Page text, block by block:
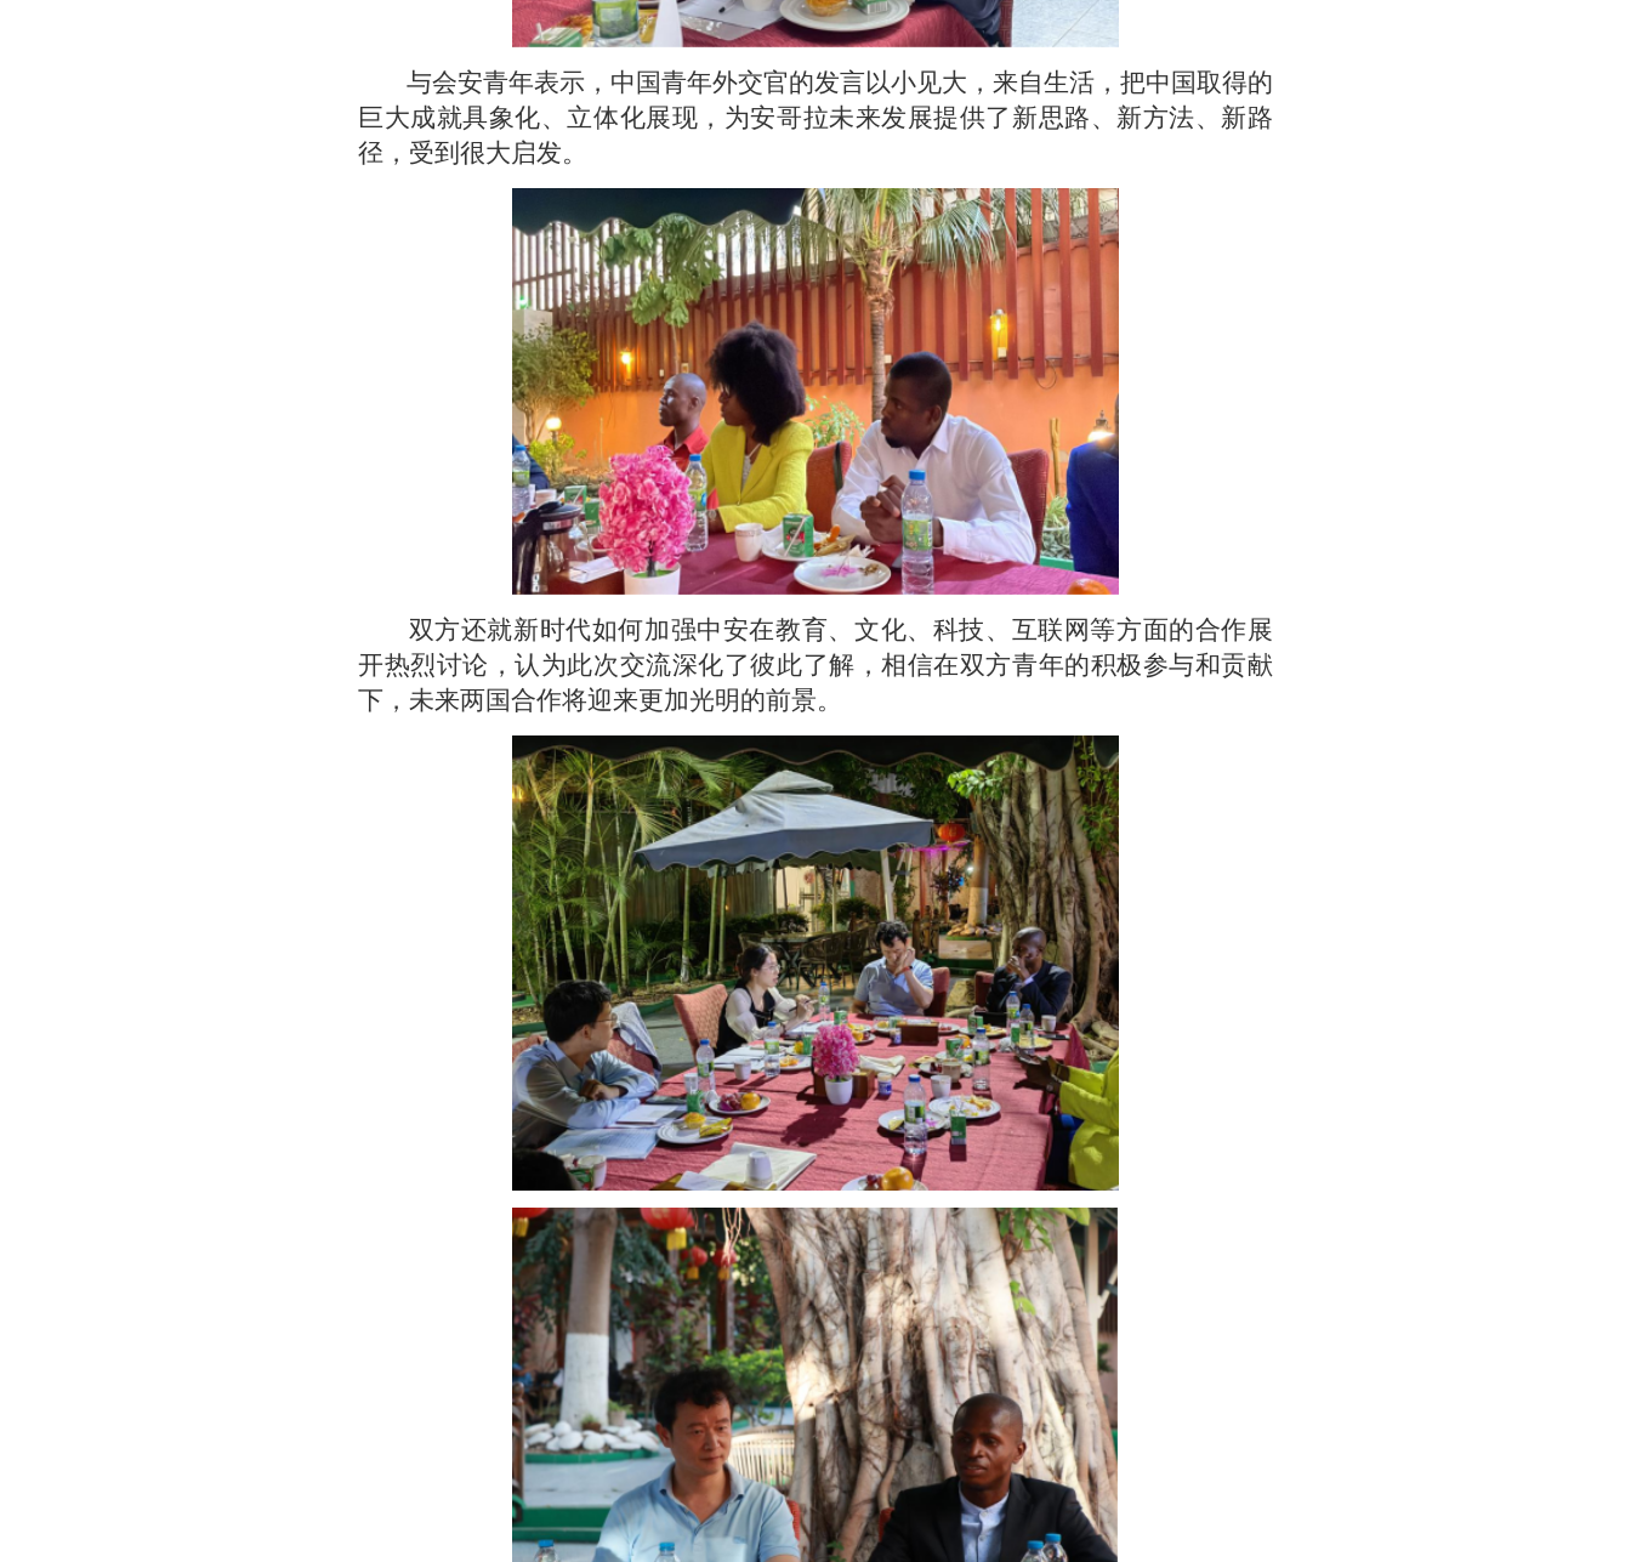
与会安青年表示，中国青年外交官的发言以小见大，来自生活，把中国取得的
巨大成就具象化、立体化展现，为安哥拉未来发展提供了新思路、新方法、新路
径，受到很大启发。
双方还就新时代如何加强中安在教育、文化、科技、互联网等方面的合作展
开热烈讨论，认为此次交流深化了彼此了解，相信在双方青年的积极参与和贡献
下，未来两国合作将迎来更加光明的前景。